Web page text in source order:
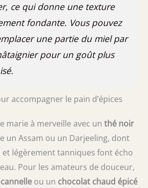
ce qui donne une texture
fondante. Vous pouvez
une partie du miel par
pour un goût plus
accompagner le pain d’épices
marie à merveille avec un thé noir
un Assam ou un Darjeeling, dont
et légèrement tanniques font écho
Pour les amateurs de douceur,
ou un chocolat chaud épicé